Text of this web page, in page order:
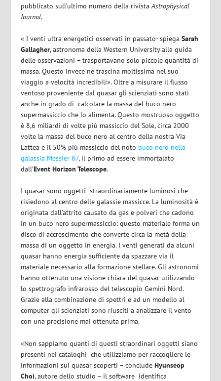
pubblicato sull’ultimo numero della rivista Astrophysical
Journal.
« I venti ultra energetici osservati in passato- spiegaSarah
Gallagher, astronoma della Western University alla guida
delle osservazioni – trasportavano solo piccole quantità di
massa. Questo invece ne trascina moltissima nel suo
viaggio a velocità incredibili».Oltre a misurare il flusso
ventoso proveniente dal quasar gli scienziati sono stati
anche in grado di calcolare la massa del buco nero
supermassiccio che lo alimenta. Questo mostruoso oggetto
è 8,6 miliardi di volte più massiccio del Sole, circa 2000
volte la massa del buco nero al centro della nostra Via
Lattea e il 50% più massiccio del noto buco nero nella
galassia Messier 87, il primo ad essere immortalato
dall’Event Horizon Telescope.
I quasar sono oggetti straordinariamente luminosi che
risiedono al centro delle galassie massicce. La luminosità è
originata dall’attrito causato da gas e polveri che cadono
in un buco nero supermassiccio: questo materiale forma un
disco di accrescimento che converte circa la metà della
massa di un oggetto in energia. I venti generati da alcuni
quasar hanno energia sufficiente da spazzare via il
materiale necessario alla formazione stellare. Gli astronomi
hanno ottenuto una visione chiara del quasar utilizzando
lo spettrografo infrarosso del telescopio Gemini Nord.
Grazie alla combinazione di spettri e ad un modello al
computer gli scienziati sono riusciti a analizzare il vento
con una precisione mai ottenuta prima.
«Non sappiamo quanti di questi straordinari oggetti siano
presenti nei cataloghi che utilizziamo per raccogliere le
informazioni sui quasar scoperti – concludeHyunseop
Choi, autore dello studio – il software identifica